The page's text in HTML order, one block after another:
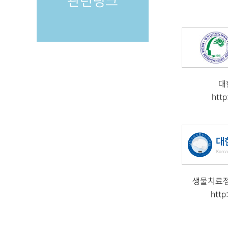
대
생물치료